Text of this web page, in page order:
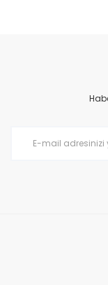
Ürün resmi
Ürün